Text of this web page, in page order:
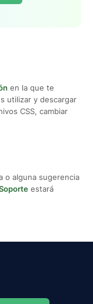
en la que te
utilizar y descargar
CSS, cambiar
o alguna sugerencia
estará